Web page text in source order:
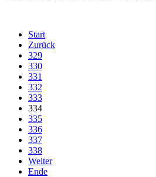
Start
Zurück
329
330
331
332
333
334
335
336
337
338
Weiter
Ende